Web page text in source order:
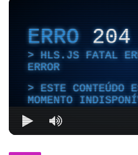
ERRO204
HLS.JS FATAL
ERROR
ESTE CONTEÚDO
MOMENTO